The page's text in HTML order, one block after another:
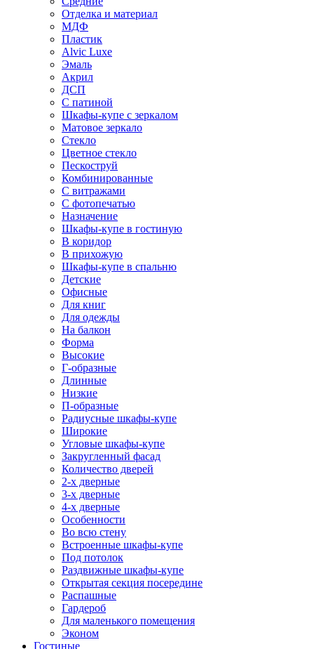
Отделка и материал
МДФ
Пластик
Alvic Luxe
Эмаль
Акрил
ДСП
С патиной
Шкафы-купе с зеркалом
Матовое зеркало
Стекло
Цветное стекло
Пескоструй
Комбинированные
С витражами
С фотопечатью
Назначение
Шкафы-купе в гостиную
В коридор
В прихожую
Шкафы-купе в спальню
Детские
Офисные
Для книг
Для одежды
На балкон
Форма
Высокие
Г-образные
Длинные
Низкие
П-образные
Радиусные шкафы-купе
Широкие
Угловые шкафы-купе
Закругленный фасад
Количество дверей
2-х дверные
3-х дверные
4-х дверные
Особенности
Во всю стену
Встроенные шкафы-купе
Под потолок
Раздвижные шкафы-купе
Открытая секция посередине
Распашные
Гардероб
Для маленького помещения
Эконом
Гостиные